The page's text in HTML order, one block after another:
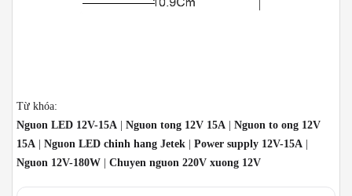
Từ khóa:
Nguon LED 12V-15A
Nguon tong 12V 15A
Nguon to ong 12V
15A
Nguon LED chinh hang Jetek Power supply 12V-15A
Nguon 12V-180W
Chuyen nguon 220V xuong 12V